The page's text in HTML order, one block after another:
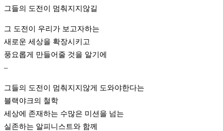
그들의 도전이 멈춰지지않길
그 도전이 우리가 보고자하는
새로운 세상을 확장시키고
풍요롭게 만들어줄 것을 알기에
–
그들의 도전이 멈춰지지않게 도와야한다는
블랙야크의 철학
세상에 존재하는 수많은 미션을 넘는
실존하는 알피니스트와 함께